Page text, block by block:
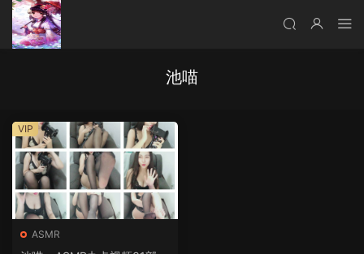
池喵
ASMR
VIP